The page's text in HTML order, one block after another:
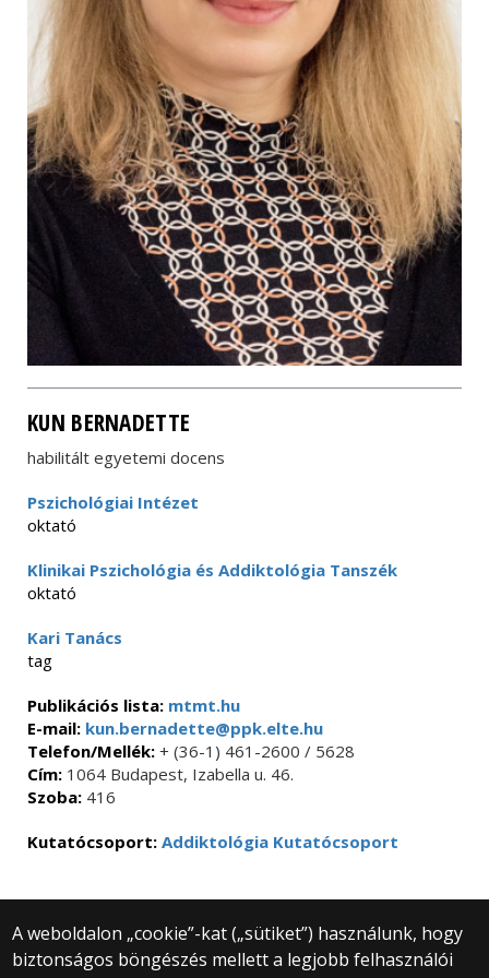
KUN BERNADETTE
habilitált egyetemi docens
Pszichológiai Intézet
oktató
Klinikai Pszichológia és Addiktológia Tanszék
oktató
Kari Tanács
tag
Publikációs lista: mtmt.hu
E-mail: kun.bernadette@ppk.elte.hu
Telefon/Mellék: + (36-1) 461-2600 / 5628
Cím: 1064 Budapest, Izabella u. 46.
Szoba: 416
Kutatócsoport: Addiktológia Kutatócsoport
A weboldalon „cookie”-kat („sütiket”) használunk, hogy
biztonságos böngészés mellett a legjobb felhasználói
© 2025 Eötvös Loránd Tudományegyetem